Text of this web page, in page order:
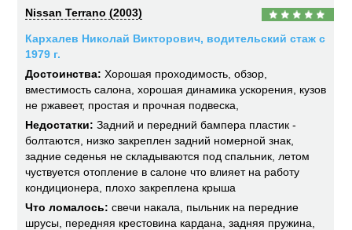
Nissan Terrano (2003)
Кархалев Николай Викторович, водительский стаж с
1979 г.
Достоинства: Хорошая проходимость, обзор,
вместимость салона, хорошая динамика ускорения, кузов
не ржавеет, простая и прочная подвеска,
Недостатки: Задний и передний бампера пластик -
болтаются, низко закреплен задний номерной знак,
задние седенья не складываются под спальник, летом
чуствуется отопление в салоне что влияет на работу
кондиционера, плохо закреплена крыша
Что ломалось: свечи накала, пыльник на передние
шрусы, передняя крестовина кардана, задняя пружина,